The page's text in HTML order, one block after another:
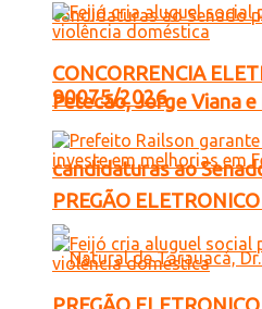
Petecão, Jorge Viana
candidaturas ao
CONCORRENCIA
90075/2026
PREGÃO